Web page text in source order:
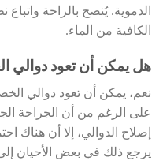
الدموية. يُنصح بالراحة
الكافية من الماء.
هل يمكن أن تعود دوالي
نعم، يمكن أن تعود دوالي
على الرغم من أن الجراحة
إصلاح الدوالي، إلا أن هناك
يرجع ذلك في بعض الأحيان